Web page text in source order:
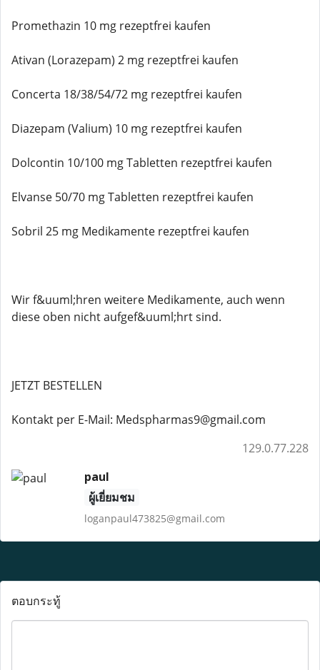
Promethazin 10 mg rezeptfrei kaufen
Ativan (Lorazepam) 2 mg rezeptfrei kaufen
Concerta 18/38/54/72 mg rezeptfrei kaufen
Diazepam (Valium) 10 mg rezeptfrei kaufen
Dolcontin 10/100 mg Tabletten rezeptfrei kaufen
Elvanse 50/70 mg Tabletten rezeptfrei kaufen
Sobril 25 mg Medikamente rezeptfrei kaufen
Wir f&uuml;hren weitere Medikamente, auch wenn
diese oben nicht aufgef&uuml;hrt sind.
JETZT BESTELLEN
Kontakt per E-Mail: Medspharmas9@gmail.com
129.0.77.228
paul
ผู้เยี่ยมชม
loganpaul473825@gmail.com
ตอบกระทู้